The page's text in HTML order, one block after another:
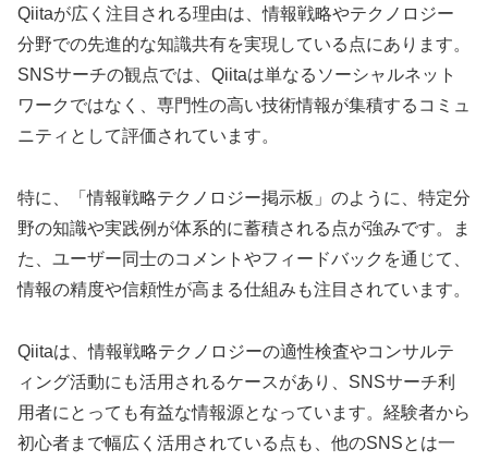
Qiitaが広く注目される理由は、情報戦略やテクノロジー
分野での先進的な知識共有を実現している点にあります。
SNSサーチの観点では、Qiitaは単なるソーシャルネット
ワークではなく、専門性の高い技術情報が集積するコミュ
ニティとして評価されています。
特に、「情報戦略テクノロジー掲示板」のように、特定分
野の知識や実践例が体系的に蓄積される点が強みです。ま
た、ユーザー同士のコメントやフィードバックを通じて、
情報の精度や信頼性が高まる仕組みも注目されています。
Qiitaは、情報戦略テクノロジーの適性検査やコンサルテ
ィング活動にも活用されるケースがあり、SNSサーチ利
用者にとっても有益な情報源となっています。経験者から
初心者まで幅広く活用されている点も、他のSNSとは一